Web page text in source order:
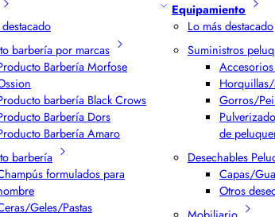
barbería por marcas
Barbería Morfose
barbería Black Crows
Barbería Dors
Barbería Amaro
barbería
formulados para
Geles/Pastas
Equipamiento
Lo más destacado
Suministros
Gorros/
de
Desechables
Capas/
Otros